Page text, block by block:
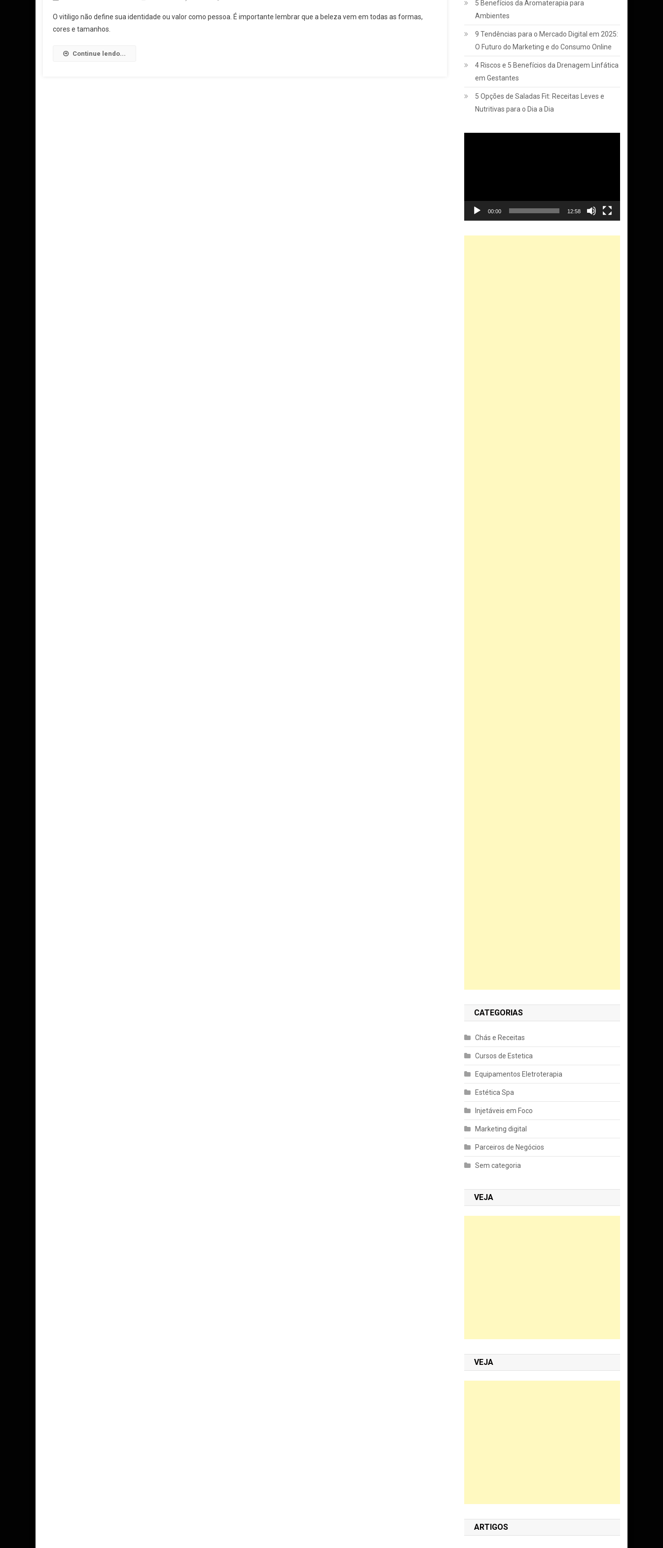
O vitiligo não define sua identidade ou valor como pessoa. É importante lembrar que a beleza vem em todas as formas,
cores e tamanhos.
Continue lendo...
5 Benefícios da Aromaterapia para
Ambientes
9 Tendências para o Mercado Digital em 2025:
O Futuro do Marketing e do Consumo Online
4 Riscos e 5 Benefícios da Drenagem Linfática
em Gestantes
5 Opções de Saladas Fit: Receitas Leves e
Nutritivas para o Dia a Dia
00:00 12:58
CATEGORIAS
Chás e Receitas
Cursos de Estetica
Equipamentos Eletroterapia
Estética Spa
Injetáveis em Foco
Marketing digital
Parceiros de Negócios
Sem categoria
VEJA
VEJA
ARTIGOS